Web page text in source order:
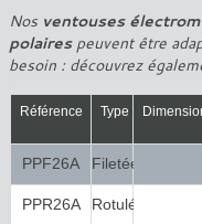
Nos ventouses
polairespeuvent être
besoin : découvrez
Référence Type
PPF26A Filetée
PPR26A Rotulée